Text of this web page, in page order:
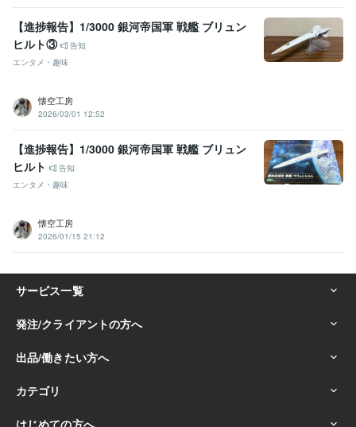
【進捗報告】1/3000 銀河帝国軍 戦艦 ブリュン
ヒルト③
告知
エンタメ・趣味
懐空工房
2026/03/01 12:52
【進捗報告】1/3000 銀河帝国軍 戦艦 ブリュン
ヒルト
告知
エンタメ・趣味
懐空工房
2026/01/15 21:12